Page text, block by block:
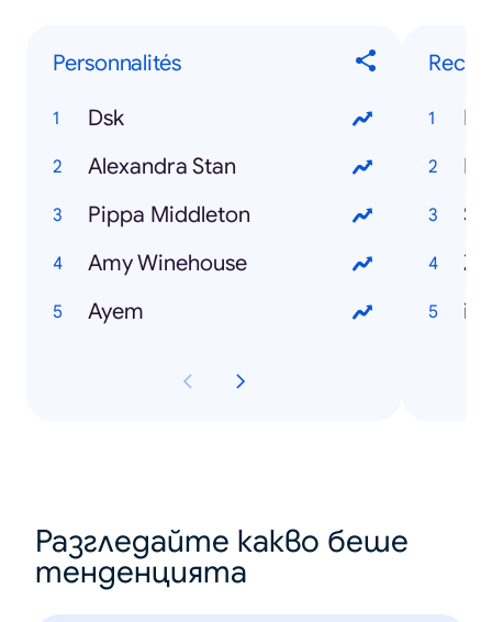
Personnalités
Dsk
Alexandra Stan
Pippa Middleton
Amy Winehouse
Ayem
Разгледайте какво беше
тенденцията